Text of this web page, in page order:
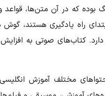
بوده که در آن متن‌ها، قواعد
راه یادگیری هستند،
کتاب‌های صوتی به افزایش
مختلف آموزش